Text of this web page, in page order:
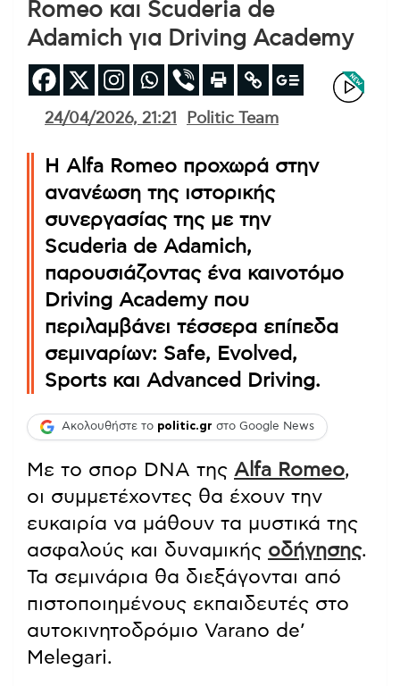
Romeo και Scuderia de
Adamich για Driving Academy
24/04/2026, 21:21 Politic Team
Η Alfa Romeo προχωρά στην
ανανέωση της ιστορικής
συνεργασίας της με την
Scuderia de Adamich,
παρουσιάζοντας ένα καινοτόμο
Driving Academy που
περιλαμβάνει τέσσερα επίπεδα
σεμιναρίων: Safe, Evolved,
Sports και Advanced Driving.
Ακολουθήστε το politic.gr στο Google News
Με το σπορ DNA της Alfa Romeo,
οι συμμετέχοντες θα έχουν την
ευκαιρία να μάθουν τα μυστικά της
ασφαλούς και δυναμικής οδήγησης.
Τα σεμινάρια θα διεξάγονται από
πιστοποιημένους εκπαιδευτές στο
αυτοκινητοδρόμιο Varano de’
Melegari.